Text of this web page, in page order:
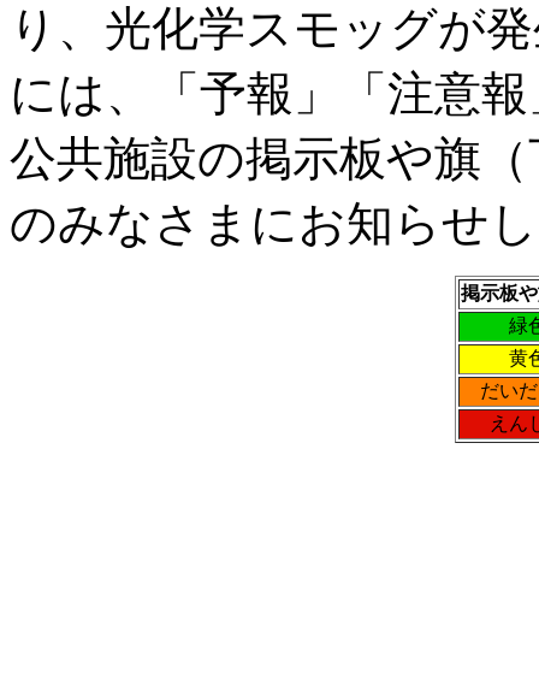
り、光化学スモッグが
には、「予報」「注意
公共施設の掲示板や旗
のみなさまにお知らせ
掲示板
緑
黄
だい
えん